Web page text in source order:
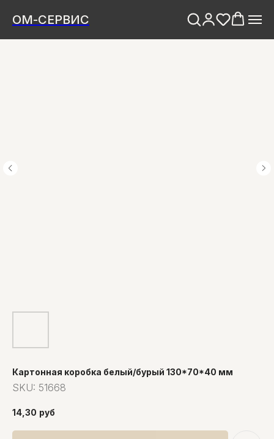
ОМ-СЕРВИС
Картонная коробка белый/бурый 130*70*40 мм
SKU: 51668
14,30 руб